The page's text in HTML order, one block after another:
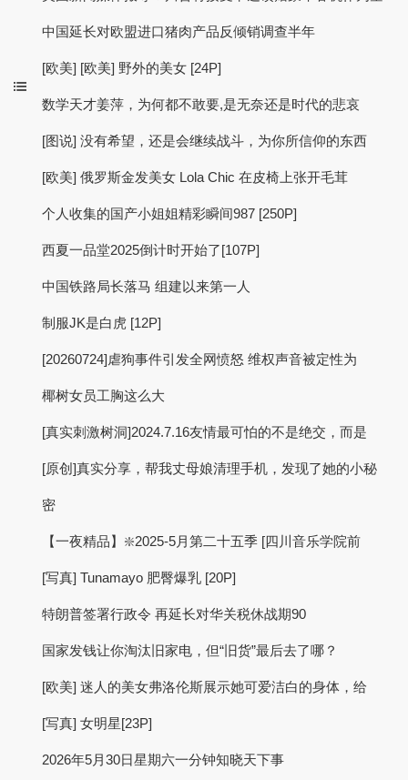
中国延长对欧盟进口猪肉产品反倾销调查半年
[欧美] [欧美] 野外的美女 [24P]
数学天才姜萍，为何都不敢要,是无奈还是时代的悲哀
[图说] 没有希望，还是会继续战斗，为你所信仰的东西
[欧美] 俄罗斯金发美女 Lola Chic 在皮椅上张开毛茸
个人收集的国产小姐姐精彩瞬间987 [250P]
西夏一品堂2025倒计时开始了[107P]
中国铁路局长落马 组建以来第一人
制服JK是白虎 [12P]
[20260724]虐狗事件引发全网愤怒 维权声音被定性为
椰树女员工胸这么大
[真实刺激树洞]2024.7.16友情最可怕的不是绝交，而是
[原创]真实分享，帮我丈母娘清理手机，发现了她的小秘
密
【一夜精品】❇️2025-5月第二十五季 [四川音乐学院前
[写真] Tunamayo 肥臀爆乳 [20P]
特朗普签署行政令 再延长对华关税休战期90
国家发钱让你淘汰旧家电，但“旧货”最后去了哪？
[欧美] 迷人的美女弗洛伦斯展示她可爱洁白的身体，给
[写真] 女明星[23P]
2026年5月30日星期六一分钟知晓天下事